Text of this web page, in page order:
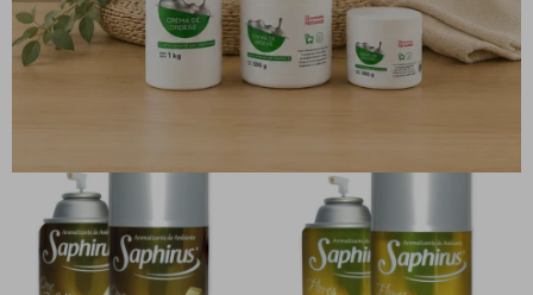
PRODUCTOS QUE TE PUEDEN INTERESAR